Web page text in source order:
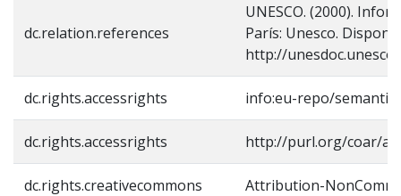
dc.relation.references
UNESCO. (2000).
París: Unesco.
http://
dc.rights.accessrights info:eu-repo/
dc.rights.accessrights http://purl.org/coar/
dc.rights.creativecommons Attribution-